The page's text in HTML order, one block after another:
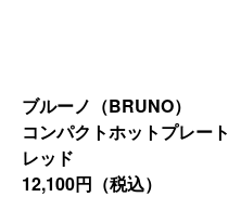
ブルーノ（BRUNO）
コンパクトホットプレート
レッド
12,100円（税込）